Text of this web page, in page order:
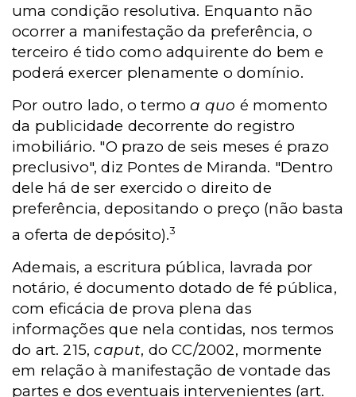
uma condição resolutiva. Enquanto não
ocorrer a manifestação da preferência, o
terceiro é tido como adquirente do bem e
poderá exercer plenamente o domínio.
Por outro lado, o termoa quo é momento
da publicidade decorrente do registro
imobiliário. "O prazo de seis meses é prazo
preclusivo", diz Pontes de Miranda. "Dentro
dele há de ser exercido o direito de
preferência, depositando o preço (não basta
a oferta de depósito).3
Ademais, a escritura pública, lavrada por
notário, é documento dotado de fé pública,
com eficácia de prova plena das
informações que nela contidas, nos termos
do art. 215,caput, do CC/2002, mormente
em relação à manifestação de vontade das
partes e dos eventuais intervenientes (art.